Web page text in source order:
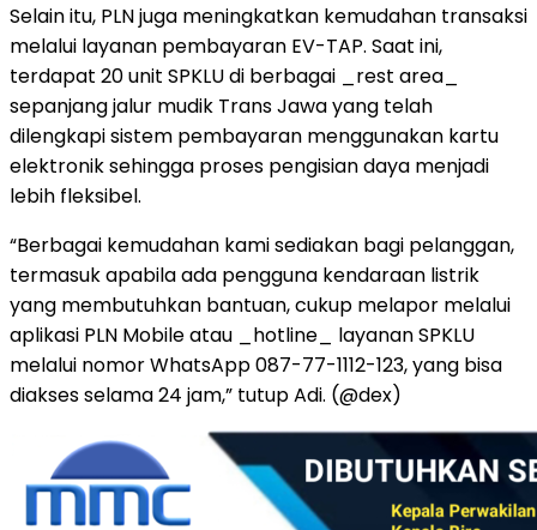
Selain itu, PLN juga meningkatkan kemudahan transaksi
melalui layanan pembayaran EV-TAP. Saat ini,
terdapat 20 unit SPKLU di berbagai _rest area_
sepanjang jalur mudik Trans Jawa yang telah
dilengkapi sistem pembayaran menggunakan kartu
elektronik sehingga proses pengisian daya menjadi
lebih fleksibel.
“Berbagai kemudahan kami sediakan bagi pelanggan,
termasuk apabila ada pengguna kendaraan listrik
yang membutuhkan bantuan, cukup melapor melalui
aplikasi PLN Mobile atau _hotline_ layanan SPKLU
melalui nomor WhatsApp 087-77-1112-123, yang bisa
diakses selama 24 jam,” tutup Adi. (@dex)